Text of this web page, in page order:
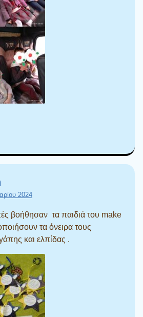
2024
βοήθησαν τα παιδιά του make
τα όνειρα τους
και ελπίδας .